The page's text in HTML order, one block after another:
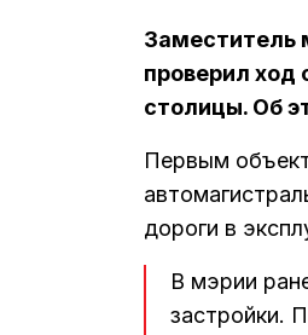
Заместитель
проверил ход
столицы. Об
Первым
дороги в
В мэрии
застройки.